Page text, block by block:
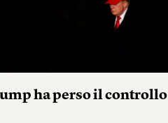
ha perso il controllo